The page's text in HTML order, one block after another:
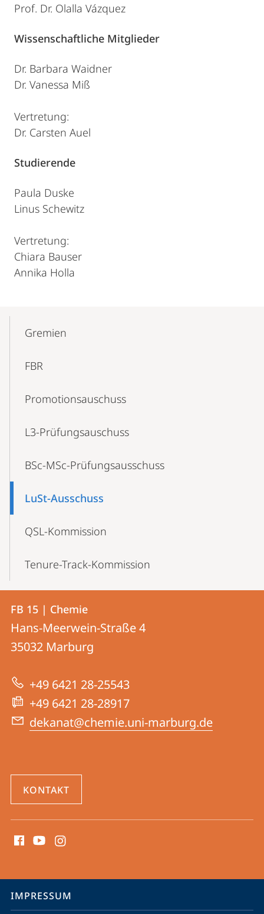
Prof. Dr. Olalla Vázquez
Wissenschaftliche Mitglieder
Dr. Barbara Waidner
Dr. Vanessa Miß
Vertretung:
Dr. Carsten Auel
Studierende
Paula Duske
Linus Schewitz
Vertretung:
Chiara Bauser
Annika Holla
NavigationGremien
FBR
Promotionsauschuss
L3-Prüfungsauschuss
BSc-MSc-Prüfungsausschuss
LuSt-Ausschuss
QSL-Kommission
Tenure-Track-Kommission
Kontakt
und
Informationen
zur
Website
Kontaktinformationen
FB
15
|
Chemie
FB 15 | Chemie
Hans-Meerwein-Straße 4
35032 Marburg
+49 6421 28-25543
+49 6421 28-28917
dekanat@chemie.uni-marburg.de
KONTAKT
Media
Service-
IMPRESSUM